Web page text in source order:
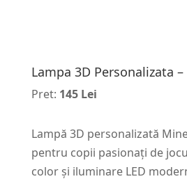
Lampa 3D Personalizata
Pret: 145 Lei
Lampă 3D personalizată
pentru copii pasionați de
color și iluminare LED